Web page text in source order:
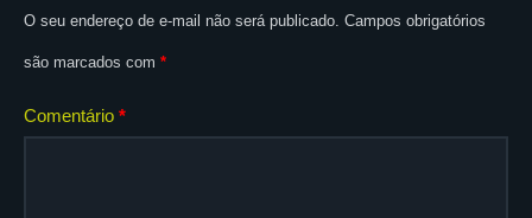
O seu endereço de e-mail não será publicado. Campos obrigatórios
são marcados com *
Comentário *